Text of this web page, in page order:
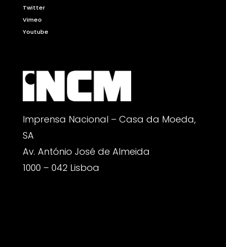
Twitter
Vimeo
Youtube
Imprensa Nacional – Casa da Moeda,
SA
Av. António José de Almeida
1000 – 042 Lisboa